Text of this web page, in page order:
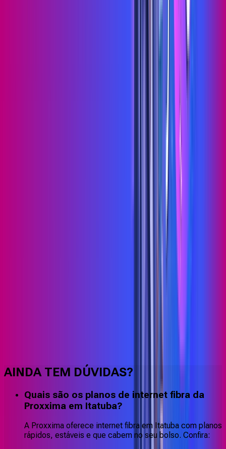
AINDA TEM DÚVIDAS?
Quais são os planos de internet fibra da
Proxxima em Itatuba?
A Proxxima oferece internet fibra em Itatuba com planos
rápidos, estáveis e que cabem no seu bolso. Confira: